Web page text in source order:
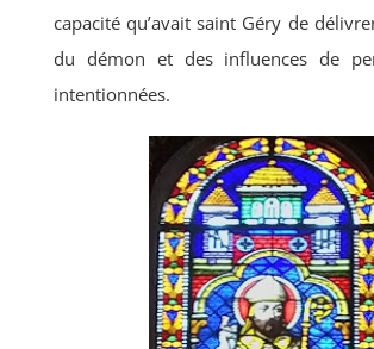
capacité qu’avait saint Géry de
du démon et des influences de
intentionnées.